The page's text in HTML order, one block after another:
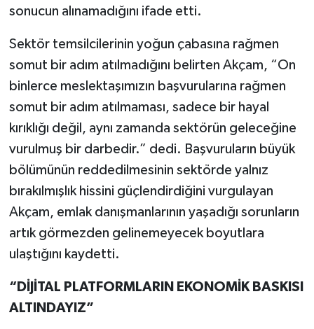
sonucun alınamadığını ifade etti.
Sektör temsilcilerinin yoğun çabasına rağmen
somut bir adım atılmadığını belirten Akçam, “On
binlerce meslektaşımızın başvurularına rağmen
somut bir adım atılmaması, sadece bir hayal
kırıklığı değil, aynı zamanda sektörün geleceğine
vurulmuş bir darbedir.” dedi. Başvuruların büyük
bölümünün reddedilmesinin sektörde yalnız
bırakılmışlık hissini güçlendirdiğini vurgulayan
Akçam, emlak danışmanlarının yaşadığı sorunların
artık görmezden gelinemeyecek boyutlara
ulaştığını kaydetti.
“DİJİTAL PLATFORMLARIN EKONOMİK BASKISI
ALTINDAYIZ”